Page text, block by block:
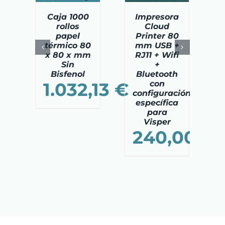
Caja 1000
rollos
papel
térmico 80
x 80 x mm
Sin
Bisfenol
1.032,13 €
Impresora
Cloud
Printer 80
mm USB +
RJ11 + Wifi
+
Bluetooth
con
configuración
específica
para
Visper
240,00